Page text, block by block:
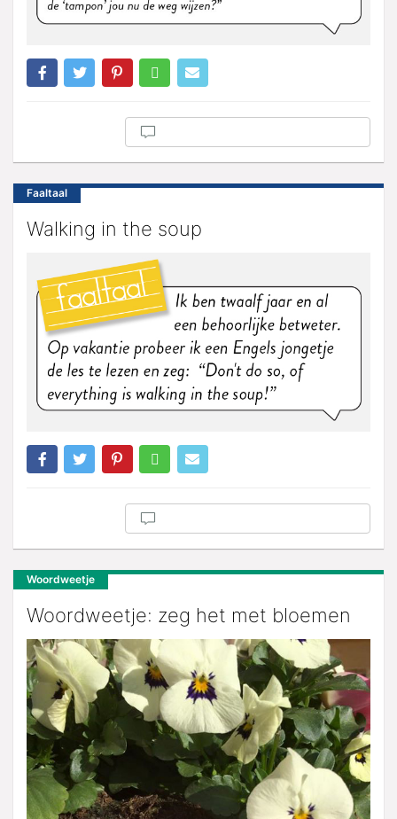
Faaltaal
Walking in the soup
Woordweetje
Woordweetje: zeg het met bloemen